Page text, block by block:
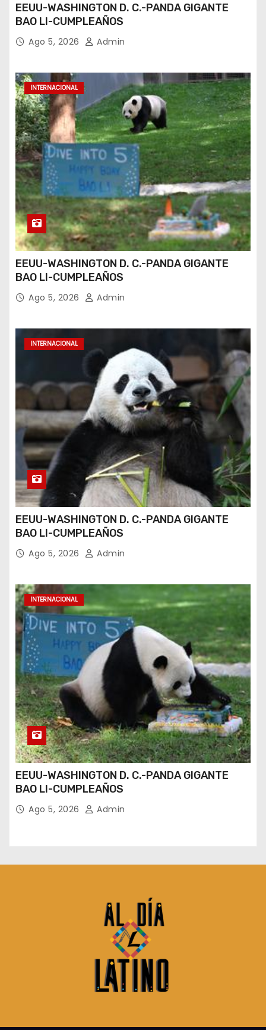
EEUU-WASHINGTON D. C.-PANDA GIGANTE
BAO LI-CUMPLEAÑOS
Ago 5, 2026 Admin
INTERNACIONAL
EEUU-WASHINGTON D. C.-PANDA GIGANTE
BAO LI-CUMPLEAÑOS
Ago 5, 2026 Admin
INTERNACIONAL
EEUU-WASHINGTON D. C.-PANDA GIGANTE
BAO LI-CUMPLEAÑOS
Ago 5, 2026 Admin
INTERNACIONAL
EEUU-WASHINGTON D. C.-PANDA GIGANTE
BAO LI-CUMPLEAÑOS
Ago 5, 2026 Admin